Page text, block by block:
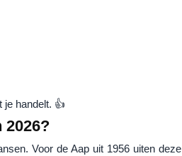
je handelt. 👍
2026?
Voor de Aap uit 1956 uiten deze